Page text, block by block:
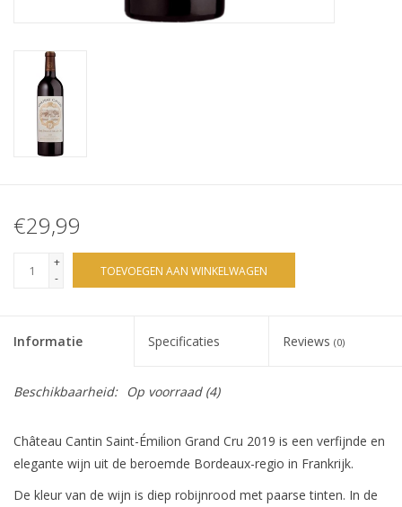
€29,99
+
-
TOEVOEGEN AAN WINKELWAGEN
Informatie Specificaties Reviews (0)
Beschikbaarheid: Op voorraad(4)
Château Cantin Saint-Émilion Grand Cru 2019 is een verfijnde en
elegante wijn uit de beroemde Bordeaux-regio in Frankrijk.
De kleur van de wijn is diep robijnrood met paarse tinten. In de